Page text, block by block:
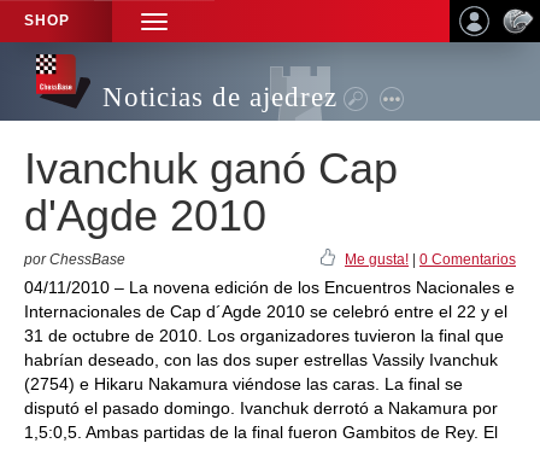
SHOP
TOGGLE
NAVIGATION
Noticias de ajedrez
Ivanchuk ganó Cap
d'Agde 2010
por ChessBase Me gusta! 0 Comentarios
04/11/2010 – La novena edición de los Encuentros Nacionales e
Internacionales de Cap d´Agde 2010 se celebró entre el 22 y el
31 de octubre de 2010. Los organizadores tuvieron la final que
habrían deseado, con las dos super estrellas Vassily Ivanchuk
(2754) e Hikaru Nakamura viéndose las caras. La final se
disputó el pasado domingo. Ivanchuk derrotó a Nakamura por
1,5:0,5. Ambas partidas de la final fueron Gambitos de Rey. El